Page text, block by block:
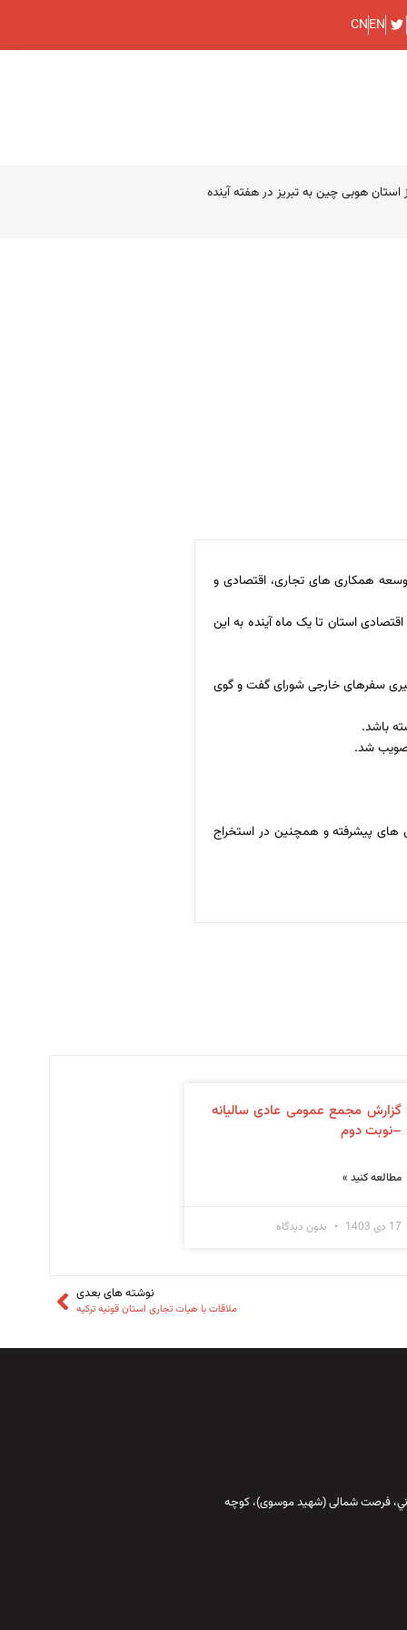
EN
CN
هوبی چین به تبریز در هفته آینده
همکاری های تجاری، اقتصادی و
استان تا یک ماه آینده به این
سفرهای خارجی شورای گفت و گوی
باشد.
شد.
های پیشرفته و همچنین در استخراج
گزارش مجمع عمومی عادی سالیانه
–نوبت دوم
مطالعه کنید »
17 دی 1403 بدون دیدگاه
نوشته های بعدی
ملاقات با هیات تجاری استان قونیه ترکیه
فرصت شمالی (شهید موسوی)، کوچه